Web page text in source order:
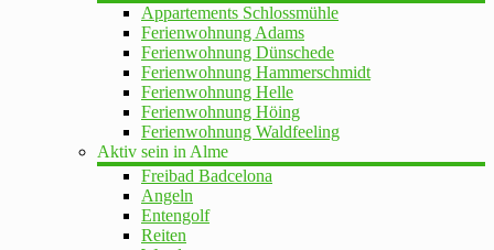
Appartements Schlossmühle
Ferienwohnung Adams
Ferienwohnung Dünschede
Ferienwohnung Hammerschmidt
Ferienwohnung Helle
Ferienwohnung Höing
Ferienwohnung Waldfeeling
Aktiv sein in Alme
Freibad Badcelona
Angeln
Entengolf
Reiten